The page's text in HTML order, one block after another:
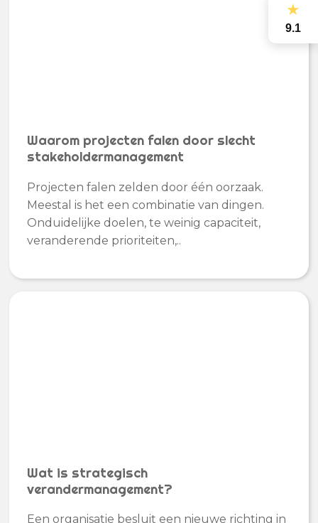
Waarom projecten falen door slecht
stakeholdermanagement
Projecten falen zelden door één oorzaak.
Meestal is het een combinatie van dingen.
Onduidelijke doelen, te weinig capaciteit,
veranderende prioriteiten,..
Wat is strategisch
verandermanagement?
Een organisatie besluit een nieuwe richting in
★
9.1